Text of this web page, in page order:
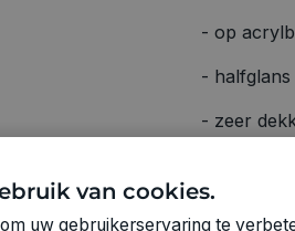
- op
- halfglans
- zeer
van cookies.
uw gebruikerservaring te